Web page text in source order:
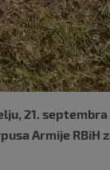
21.
Armije RBiH